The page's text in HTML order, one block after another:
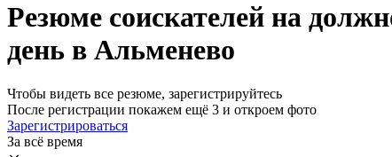
Резюме соискателей на
день в Альменево
Чтобы видеть все резюме, зарегистрируйтесь
После регистрации покажем ещё 3 и откроем фото
Зарегистрироваться
За всё время